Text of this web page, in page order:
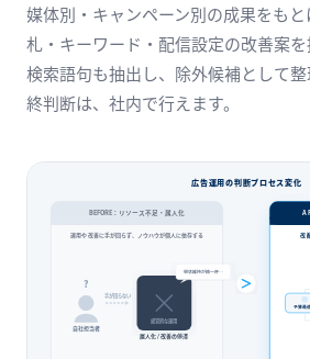
広告運用の判断プロセス変化
BEFORE：リソース不足・属人化
運用や改善に手が回らず、ノウハウが個人に依存する
自社担当者
?
手が回らない
感覚的な運用
属人化 / 改善の停滞
現状維持が精一杯…
改
予算最
媒体別・キャンペーン別の成果をも
札・キーワード・配信設定の改善案
検索語句も抽出し、除外候補として
終判断は、社内で行えます。